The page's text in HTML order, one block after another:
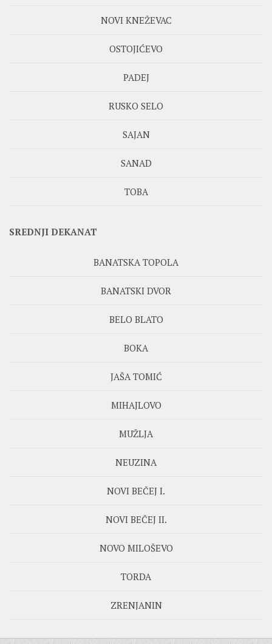
NOVI KNEŽEVAC
OSTOJIĆEVO
PADEJ
RUSKO SELO
SAJAN
SANAD
TOBA
SREDNJI DEKANAT
BANATSKA TOPOLA
BANATSKI DVOR
BELO BLATO
BOKA
JAŠA TOMIĆ
MIHAJLOVO
MUŽLJA
NEUZINA
NOVI BEČEJ I.
NOVI BEČEJ II.
NOVO MILOŠEVO
TORDA
ZRENJANIN